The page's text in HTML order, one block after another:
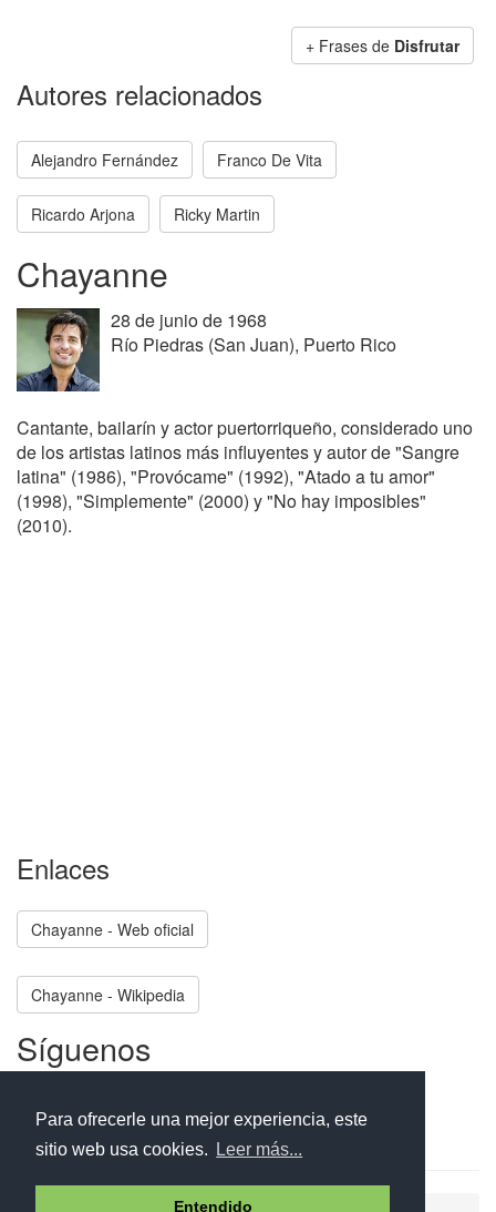
Para ofrecerle una mejor experiencia, este
sitio web usa cookies.
Leer más...
Entendido
+ Frases de Disfrutar
Autores relacionados
Alejandro Fernández Franco De Vita
Ricardo Arjona Ricky Martin
Chayanne
28 de junio de 1968
Río Piedras (San Juan), Puerto Rico
Cantante, bailarín y actor puertorriqueño, considerado uno
de los artistas latinos más influyentes y autor de "Sangre
latina" (1986), "Provócame" (1992), "Atado a tu amor"
(1998), "Simplemente" (2000) y "No hay imposibles"
(2010).
Enlaces
Chayanne - Web oficial
Chayanne - Wikipedia
Síguenos